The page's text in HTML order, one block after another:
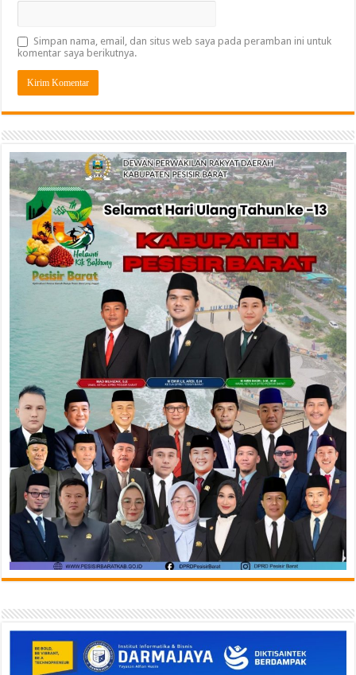
Simpan nama, email, dan situs web saya pada peramban ini untuk
komentar saya berikutnya.